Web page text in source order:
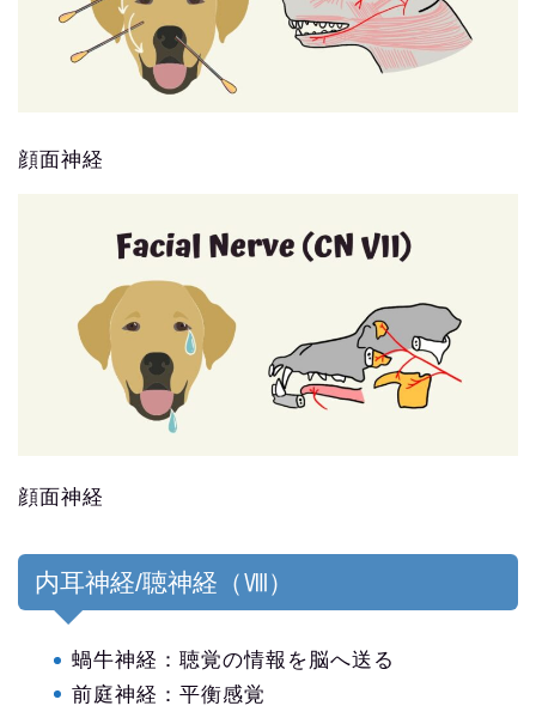
顔面神経
顔面神経
内耳神経/聴神経（Ⅷ）
蝸牛神経：聴覚の情報を脳へ送る
前庭神経：平衡感覚